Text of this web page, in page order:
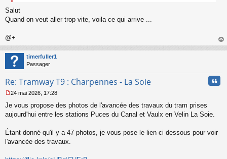
Salut
Quand on veut aller trop vite, voila ce qui arrive ...
@+
au
timerfuller1
Passager
Re: Tramway T9 : Charpennes - La Soie
e
s
g
e
24 mai 2026, 17:28
Je vous propose des photos de l'avancée des travaux du tram prises
aujourd'hui entre les stations Puces du Canal et Vaulx en Velin La Soie.
Étant donné qu'il y a 47 photos, je vous pose le lien ci dessous pour voir
l'avancée des travaux.